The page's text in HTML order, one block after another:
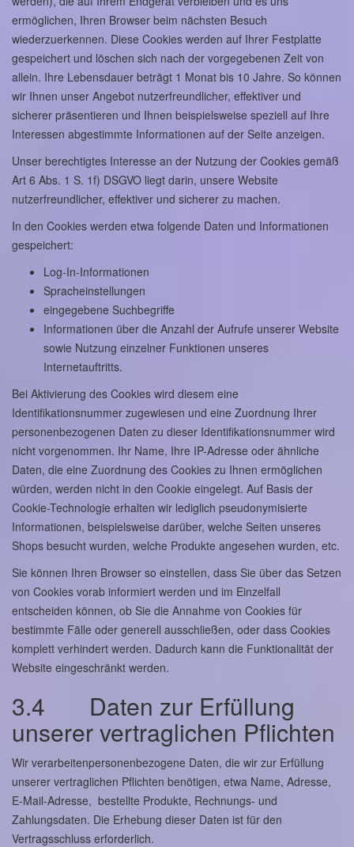
ermöglichen, Ihren Browser beim nächsten Besuch
wiederzuerkennen. Diese Cookies werden auf Ihrer Festplatte
gespeichert und löschen sich nach der vorgegebenen Zeit von
allein. Ihre Lebensdauer beträgt 1 Monat bis 10 Jahre. So können
wir Ihnen unser Angebot nutzerfreundlicher, effektiver und
sicherer präsentieren und Ihnen beispielsweise speziell auf Ihre
Interessen abgestimmte Informationen auf der Seite anzeigen.
Unser berechtigtes Interesse an der Nutzung der Cookies gemäß
Art 6 Abs. 1 S. 1f) DSGVO liegt darin, unsere Website
nutzerfreundlicher, effektiver und sicherer zu machen.
In den Cookies werden etwa folgende Daten und Informationen
gespeichert:
Log-In-Informationen
Spracheinstellungen
eingegebene Suchbegriffe
Informationen über die Anzahl der Aufrufe unserer Website
sowie Nutzung einzelner Funktionen unseres
Internetauftritts.
Bei Aktivierung des Cookies wird diesem eine
Identifikationsnummer zugewiesen und eine Zuordnung Ihrer
personenbezogenen Daten zu dieser Identifikationsnummer wird
nicht vorgenommen. Ihr Name, Ihre IP-Adresse oder ähnliche
Daten, die eine Zuordnung des Cookies zu Ihnen ermöglichen
würden, werden nicht in den Cookie eingelegt. Auf Basis der
Cookie-Technologie erhalten wir lediglich pseudonymisierte
Informationen, beispielsweise darüber, welche Seiten unseres
Shops besucht wurden, welche Produkte angesehen wurden, etc.
Sie können Ihren Browser so einstellen, dass Sie über das Setzen
von Cookies vorab informiert werden und im Einzelfall
entscheiden können, ob Sie die Annahme von Cookies für
bestimmte Fälle oder generell ausschließen, oder dass Cookies
komplett verhindert werden. Dadurch kann die Funktionalität der
Website eingeschränkt werden.
3.4 Daten zur Erfüllung
unserer vertraglichen Pflichten
Wir verarbeitenpersonenbezogene Daten, die wir zur Erfüllung
unserer vertraglichen Pflichten benötigen, etwa Name, Adresse,
E-Mail-Adresse, bestellte Produkte, Rechnungs- und
Zahlungsdaten. Die Erhebung dieser Daten ist für den
Vertragsschluss erforderlich.